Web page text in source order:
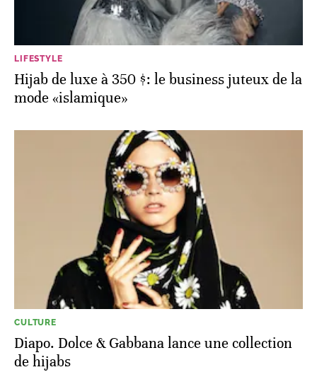
LIFESTYLE
Hijab de luxe à 350 $: le business juteux de la
mode «islamique»
CULTURE
Diapo. Dolce & Gabbana lance une collection
de hijabs